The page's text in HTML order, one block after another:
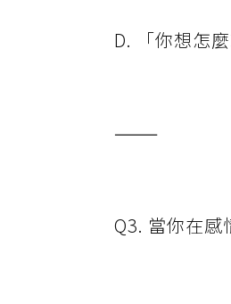
D. 「你想怎
⸻
Q3. 當你在感